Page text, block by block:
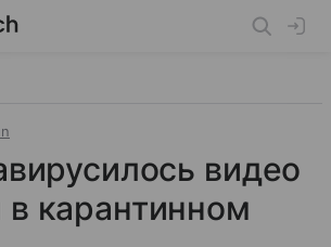
видео
карантинном